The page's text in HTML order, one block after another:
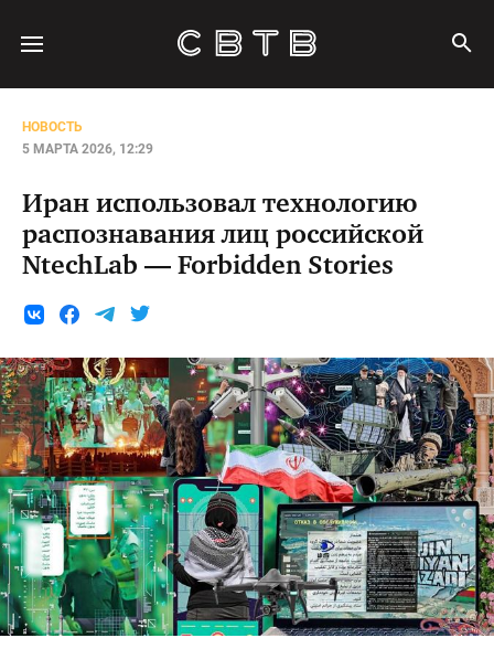
НОВОСТЬ
5 МАРТА 2026, 12:29
Иран использовал технологию
распознавания лиц российской
NtechLab — Forbidden Stories